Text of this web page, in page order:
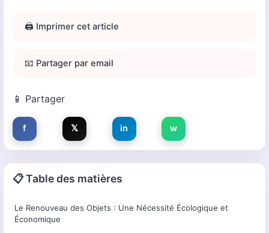
🖨️ Imprimer cet article
📧 Partager par email
📱 Partager
f 𝕏 in w
📋 Table des matières
Le Renouveau des Objets : Une Nécessité Écologique et
Économique